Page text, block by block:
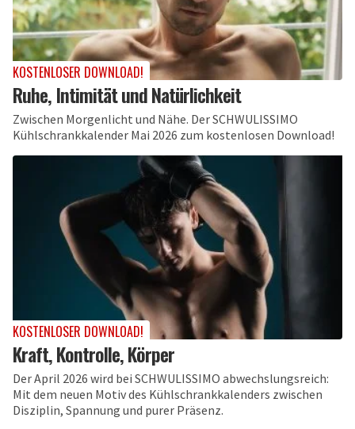
KOSTENLOSER DOWNLOAD!
Ruhe, Intimität und Natürlichkeit
Zwischen Morgenlicht und Nähe. Der SCHWULISSIMO
Kühlschrankkalender Mai 2026 zum kostenlosen Download!
KOSTENLOSER DOWNLOAD!
Kraft, Kontrolle, Körper
Der April 2026 wird bei SCHWULISSIMO abwechslungsreich:
Mit dem neuen Motiv des Kühlschrankkalenders zwischen
Disziplin, Spannung und purer Präsenz.